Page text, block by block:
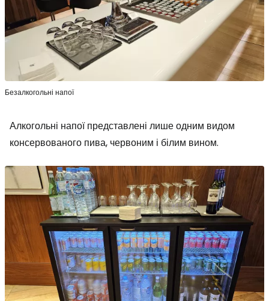
Безалкогольні напої
Алкогольні напої представлені лише одним видом
консервованого пива, червоним і білим вином.